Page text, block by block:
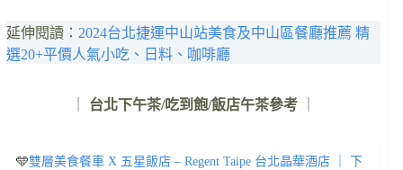
延伸閱讀： 2024台北捷運中山站美食及中山區餐廳推薦 精
選20+平價人氣小吃、日料、咖啡廳
台北下午茶/吃到飽/飯店午茶參考
🩵雙層美食餐車 X 五星飯店 – Regent Taipe 台北晶華酒店 ｜ 下